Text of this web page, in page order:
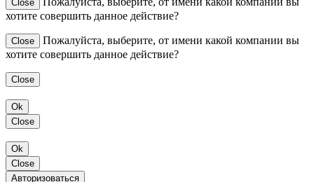
Close
хотите совершить данное действие?
Close
Пожалуйста, выберите, от имени какой компании вы
хотите совершить данное действие?
Close
Ok
Close
Ok
Close
Авторизоваться